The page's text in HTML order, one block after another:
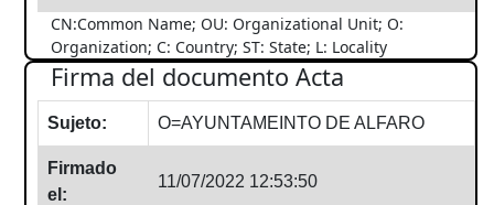
CN:Common Name; OU: Organizational Unit; O:
Organization; C: Country; ST: State; L: Locality
Firma del documento Acta
Sujeto: O=AYUNTAMEINTO DE ALFARO
Firmado
el:
11/07/2022 12:53:50